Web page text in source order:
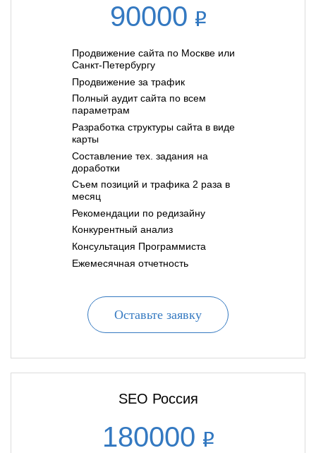
90000
Продвижение сайта по Москве или
Санкт-Петербургу
Продвижение за трафик
Полный аудит сайта по всем
параметрам
Разработка структуры сайта в виде
карты
Составление тех. задания на
доработки
Съем позиций и трафика 2 раза в
месяц
Рекомендации по редизайну
Конкурентный анализ
Консультация Программиста
Ежемесячная отчетность
Оставьте заявку
SEO Россия
180000